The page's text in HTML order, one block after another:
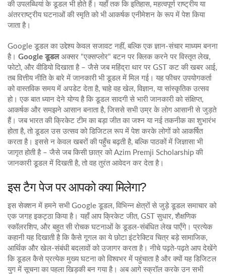
की उपलब्धियांके डूडल भी होते हैं। यहाँ तक कि इतिहास, महत्वपूर्ण राष्ट्रीय या
अंतरराष्ट्रीय घटनाओं की स्मृतिको भी आकर्षक एनीमेशन के रूप में पेश किया
जाता है।
Google डूडल का उद्देश्य केवल सजावट नहीं, बल्कि एक ज्ञान‑संचार माध्यम बनना
है। Google डूडलअक्सर "एक्सप्लोर" बटन पर क्लिक करने पर विस्तृत लेख,
फोटो, और वीडियो दिखाता है – जैसे जब महिंद्रा थार पर GST कट की खबर आई,
तब वित्तीय नीति के बारे में जानकारी भी डूडल में मिल गई। यह फीचर उपयोगकर्ता
को वास्तविक समय में अपडेट देता है, चाहे वह खेल, विज्ञान, या सांस्कृतिक उत्सव
हो। एक बात ध्यान देने योग्य है कि डूडल सादगी से भारी जानकारी को संक्षिप्त,
आकर्षक और समझने आसान बनाता है, जिससे सभी उम्र के लोग आसानी से जुड़ते
हैं। जब भारत की क्रिकेट टीम का बड़ा जीत का जश्न या नई तकनीक का शुभारंभ
होता है, तो डूडल उस उत्सव को डिजिटल रूप में पेश करके लोगों को आकर्षित
करता है। इससे न केवल खबरों की पहुँच बढ़ती है, बल्कि पाठकों में जिज्ञासा भी
जागृत होती है – जैसे जब किसी छात्र को Azim Premji Scholarship की
जानकारी डूडल में दिखती है, तो वह तुरंत आवेदन कर देता है।
इस टैग पेज पर आपको क्या मिलेगा?
इस सेक्शन में हमने सभी Google डूडल, विभिन्न क्षेत्रों से जुड़े डूडल समाचार को
एक जगह इकट्ठा किया है। यहाँ आप क्रिकेट जीत, GST सुधार, शैक्षणिक
स्कॉलरशिप, और बहुत सी रोचक घटनाओं के डूडल‑संबंधित लेख पाएँगे। प्रत्येक
कहानी यह दिखाती है कि कैसे गूगल का ये छोटा इंटरेक्टिव चित्र बड़े सामाजिक,
आर्थिक और खेल‑संबंधी बदलावों को उजागर करता है। नीचे पढ़ते‑पढ़ते आप देखेंगे
कि डूडल कैसे प्रत्येक मुख्य घटना को विश्वभर में पहुंचाता है और क्यों यह डिजिटल
युग में सूचना का पहला खिड़की बन गया है। अब आगे स्क्रॉल करके उन सभी